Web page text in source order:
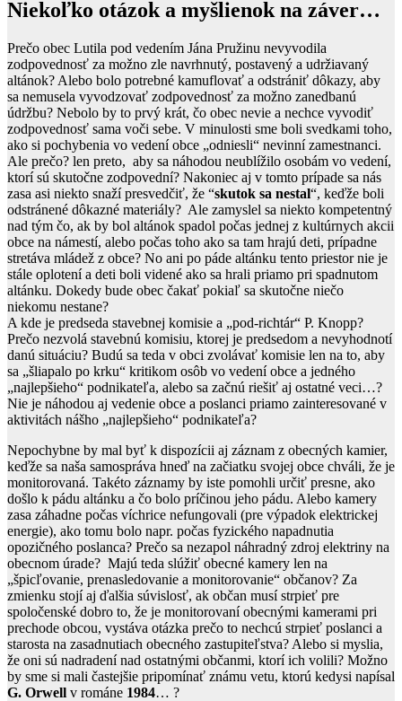
Niekoľko otázok a myšlienok na záver…
Prečo obec Lutila pod vedením Jána Pružinu nevyvodila
zodpovednosť za možno zle navrhnutý, postavený a udržiavaný
altánok? Alebo bolo potrebné kamuflovať a odstrániť dôkazy, aby
sa nemusela vyvodzovať zodpovednosť za možno zanedbanú
údržbu? Nebolo by to prvý krát, čo obec nevie a nechce vyvodiť
zodpovednosť sama voči sebe. V minulosti sme boli svedkami toho,
ako si pochybenia vo vedení obce „odniesli“ nevinní zamestnanci.
Ale prečo? len preto, aby sa náhodou neublížilo osobám vo vedení,
ktorí sú skutočne zodpovední? Nakoniec aj v tomto prípade sa nás
zasa asi niekto snaží presvedčiť, že “skutok sa nestal“, keďže boli
odstránené dôkazné materiály? Ale zamyslel sa niekto kompetentný
nad tým čo, ak by bol altánok spadol počas jednej z kultúrnych akcii
obce na námestí, alebo počas toho ako sa tam hrajú deti, prípadne
stretáva mládež z obce? No ani po páde altánku tento priestor nie je
stále oplotení a deti boli videné ako sa hrali priamo pri spadnutom
altánku. Dokedy bude obec čakať pokiaľ sa skutočne niečo
niekomu nestane?
A kde je predseda stavebnej komisie a „pod-richtár“ P. Knopp?
Prečo nezvolá stavebnú komisiu, ktorej je predsedom a nevyhodnotí
danú situáciu? Budú sa teda v obci zvolávať komisie len na to, aby
sa „šliapalo po krku“ kritikom osôb vo vedení obce a jedného
„najlepšieho“ podnikateľa, alebo sa začnú riešiť aj ostatné veci…?
Nie je náhodou aj vedenie obce a poslanci priamo zainteresované v
aktivitách nášho „najlepšieho“ podnikateľa?
Nepochybne by mal byť k dispozícii aj záznam z obecných kamier,
keďže sa naša samospráva hneď na začiatku svojej obce chváli, že je
monitorovaná. Takéto záznamy by iste pomohli určiť presne, ako
došlo k pádu altánku a čo bolo príčinou jeho pádu. Alebo kamery
zasa záhadne počas víchrice nefungovali (pre výpadok elektrickej
energie), ako tomu bolo napr. počas fyzického napadnutia
opozičného poslanca? Prečo sa nezapol náhradný zdroj elektriny na
obecnom úrade? Majú teda slúžiť obecné kamery len na
„špicľovanie, prenasledovanie a monitorovanie“ občanov? Za
zmienku stojí aj ďalšia súvislosť, ak občan musí strpieť pre
spoločenské dobro to, že je monitorovaní obecnými kamerami pri
prechode obcou, vystáva otázka prečo to nechcú strpieť poslanci a
starosta na zasadnutiach obecného zastupiteľstva? Alebo si myslia,
že oni sú nadradení nad ostatnými občanmi, ktorí ich volili? Možno
by sme si mali častejšie pripomínať známu vetu, ktorú kedysi napísal
G. Orwell v románe 1984… ?